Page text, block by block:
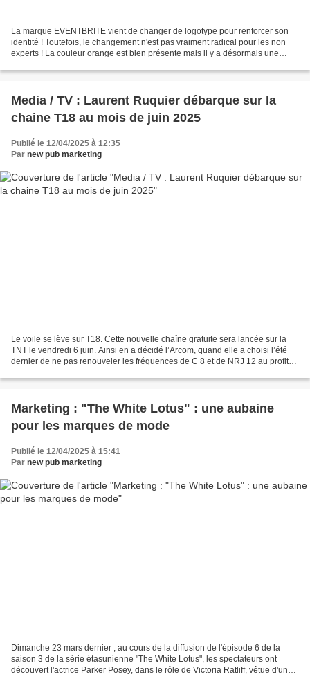
La marque EVENTBRITE vient de changer de logotype pour renforcer son
identité ! Toutefois, le changement n'est pas vraiment radical pour les non
experts ! La couleur orange est bien présente mais il y a désormais une
Media / TV : Laurent Ruquier débarque sur la
chaine T18 au mois de juin 2025
Publié le 12/04/2025 à 12:35
Par new pub marketing
Le voile se lève sur T18. Cette nouvelle chaîne gratuite sera lancée sur la
TNT le vendredi 6 juin. Ainsi en a décidé l’Arcom, quand elle a choisi l’été
dernier de ne pas renouveler les fréquences de C 8 et de NRJ 12 au profit
Marketing : "The White Lotus" : une aubaine
pour les marques de mode
Publié le 12/04/2025 à 15:41
Par new pub marketing
Dimanche 23 mars dernier , au cours de la diffusion de l'épisode 6 de la
saison 3 de la série étasunienne "The White Lotus", les spectateurs ont
découvert l'actrice Parker Posey, dans le rôle de Victoria Ratliff, vêtue d'une